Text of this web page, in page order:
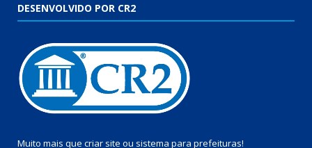
DESENVOLVIDO POR CR2
Muito mais que criar site ou sistema para prefeituras!